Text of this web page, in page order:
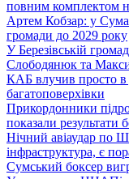
повним комплектом
Артем Кобзар: у
громади до 2029 року
У Березівській
Слободянюк та
КАБ влучив просто
багатоповерхівки
Прикордонники
показали результати
Нічний авіаудар по
інфраструктура, є
Сумський боксер